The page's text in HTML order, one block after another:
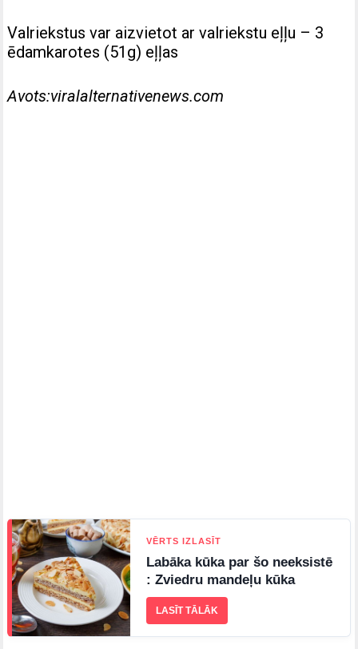
Valriekstus var aizvietot ar valriekstu eļļu – 3
ēdamkarotes (51g) eļļas
Avots:viralalternativenews.com
VĒRTS IZLASĪT
Labāka kūka par šo neeksistē
: Zviedru mandeļu kūka
LASĪT TĀLĀK